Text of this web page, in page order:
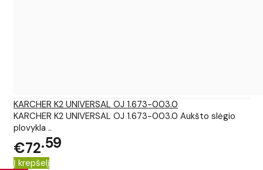
KARCHER K2 UNIVERSAL OJ 1.673-003.0
KARCHER K2 UNIVERSAL OJ 1.673-003.0 Aukšto slėgio
plovykla ..
€72 59
Į krepšelį